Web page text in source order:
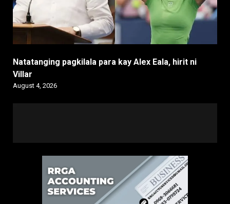
Natatanging pagkilala para kay Alex Eala, hirit ni
Villar
August 4, 2026